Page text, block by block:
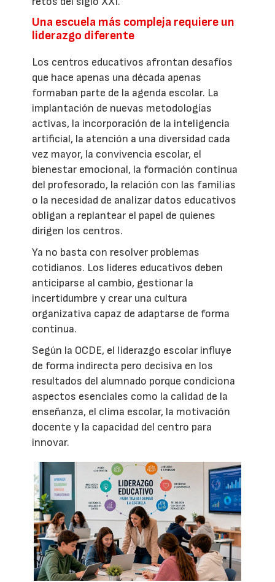
Una escuela más compleja requiere un
liderazgo diferente
Los centros educativos afrontan desafíos
que hace apenas una década apenas
formaban parte de la agenda escolar. La
implantación de nuevas metodologías
activas, la incorporación de la inteligencia
artificial, la atención a una diversidad cada
vez mayor, la convivencia escolar, el
bienestar emocional, la formación continua
del profesorado, la relación con las familias
o la necesidad de analizar datos educativos
obligan a replantear el papel de quienes
dirigen los centros.
Ya no basta con resolver problemas
cotidianos. Los líderes educativos deben
anticiparse al cambio, gestionar la
incertidumbre y crear una cultura
organizativa capaz de adaptarse de forma
continua.
Según la OCDE, el liderazgo escolar influye
de forma indirecta pero decisiva en los
resultados del alumnado porque condiciona
aspectos esenciales como la calidad de la
enseñanza, el clima escolar, la motivación
docente y la capacidad del centro para
innovar.